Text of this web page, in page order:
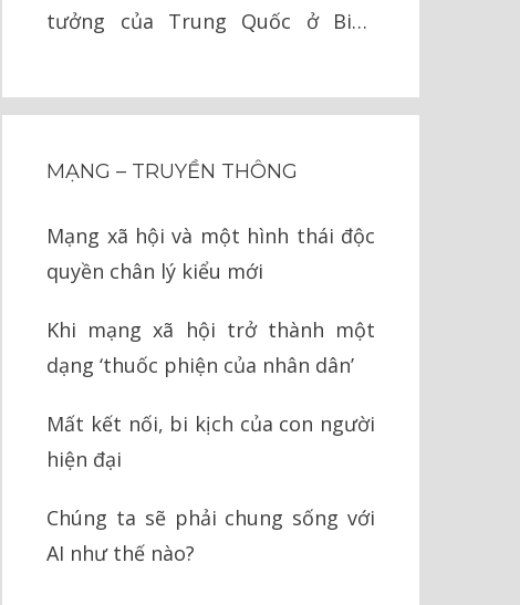
tưởng của Trung Quốc ở Biển
MẠNG – TRUYỀN THÔNG
Mạng xã hội và một hình thái độc
quyền chân lý kiểu mới
Khi mạng xã hội trở thành một
dạng ‘thuốc phiện của nhân dân’
Mất kết nối, bi kịch của con người
hiện đại
Chúng ta sẽ phải chung sống với
AI như thế nào?